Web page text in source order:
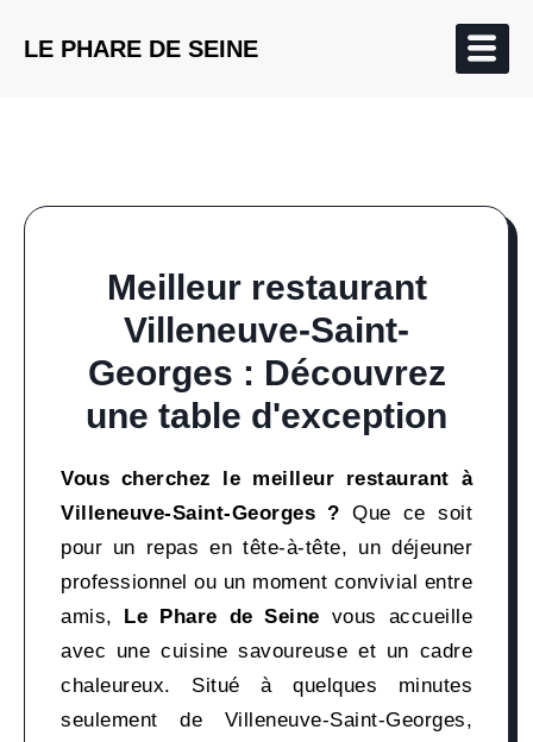
LE PHARE DE SEINE
Meilleur restaurant
Villeneuve-Saint-
Georges : Découvrez
une table d'exception
Vous cherchez le meilleur restaurant à
Villeneuve-Saint-Georges ? Que ce soit
pour un repas en tête-à-tête, un déjeuner
professionnel ou un moment convivial entre
amis, Le Phare de Seine vous accueille
avec une cuisine savoureuse et un cadre
chaleureux. Situé à quelques minutes
seulement de Villeneuve-Saint-Georges,